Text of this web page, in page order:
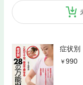
症状
990